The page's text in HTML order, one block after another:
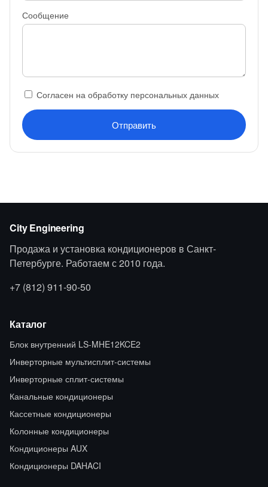
Сообщение
Согласен на обработку персональных данных
Отправить
City Engineering
Продажа и установка кондиционеров в Санкт-
Петербурге. Работаем с 2010 года.
+7 (812) 911-90-50
Каталог
Блок внутренний LS-MHE12KCE2
Инверторные мультисплит-системы
Инверторные сплит-системы
Канальные кондиционеры
Кассетные кондиционеры
Колонные кондиционеры
Кондиционеры AUX
Кондиционеры DAHACI